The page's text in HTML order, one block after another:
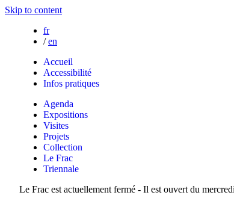
Skip to content
fr
/ en
Accueil
Accessibilité
Infos pratiques
Agenda
Expositions
Visites
Projets
Collection
Le Frac
Triennale
Le Frac est actuellement fermé - Il est ouvert du